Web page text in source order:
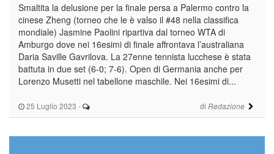
25 Luglio 2023 - di Redazione
Smaltita la delusione per la finale persa a Palermo contro la
cinese Zheng (torneo che le è valso il #48 nella classifica
mondiale) Jasmine Paolini ripartiva dal torneo WTA di
Amburgo dove nei 16esimi di finale affrontava l’australiana
Daria Saville Gavrilova. La 27enne tennista lucchese è stata
battuta in due set (6-0; 7-6). Open di Germania anche per
Lorenzo Musetti nel tabellone maschile. Nei 16esimi di...